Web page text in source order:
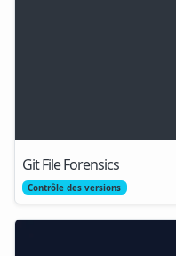
Git File Forensics
Contrôle des versions